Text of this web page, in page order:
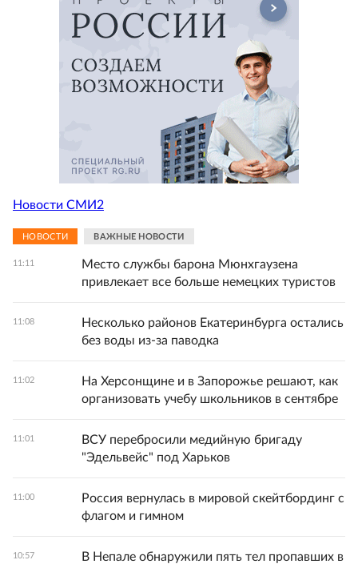
Новости СМИ2
НОВОСТИ ВАЖНЫЕ НОВОСТИ
11:11
Место службы барона Мюнхгаузена
привлекает все больше немецких туристов
11:08
Несколько районов Екатеринбурга остались
без воды из-за паводка
11:02
На Херсонщине и в Запорожье решают, как
организовать учебу школьников в сентябре
11:01
ВСУ перебросили медийную бригаду
"Эдельвейс" под Харьков
11:00
Россия вернулась в мировой скейтбординг с
флагом и гимном
10:57
В Непале обнаружили пять тел пропавших в